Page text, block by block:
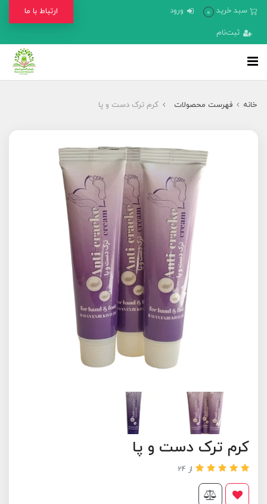
سبد خرید 0 ورود
ثبت‌نام
ارتباط با ما
خانه فهرست محصولات کرم ترک دست و پا
کرم ترک دست و پا
از 24